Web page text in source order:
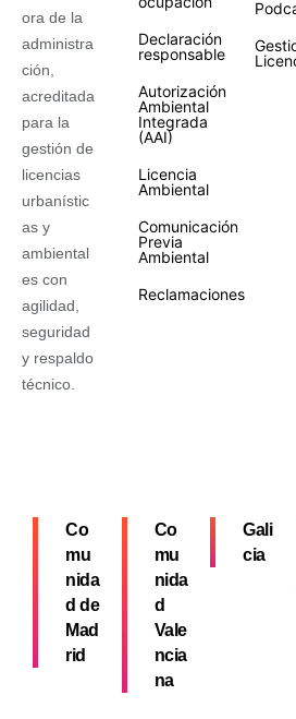
ora de la
administra
ción,
acreditada
para la
gestión de
licencias
urbanístic
as y
ambiental
es con
agilidad,
seguridad
y respaldo
técnico.
Declaración
responsable
Autorización
Ambiental
Integrada
(AAI)
Licencia
Ambiental
Comunicación
Previa
Ambiental
Reclamaciones
Co
mu
nida
d de
Mad
rid
Co
mu
nida
d
Vale
ncia
na
Gali
cia